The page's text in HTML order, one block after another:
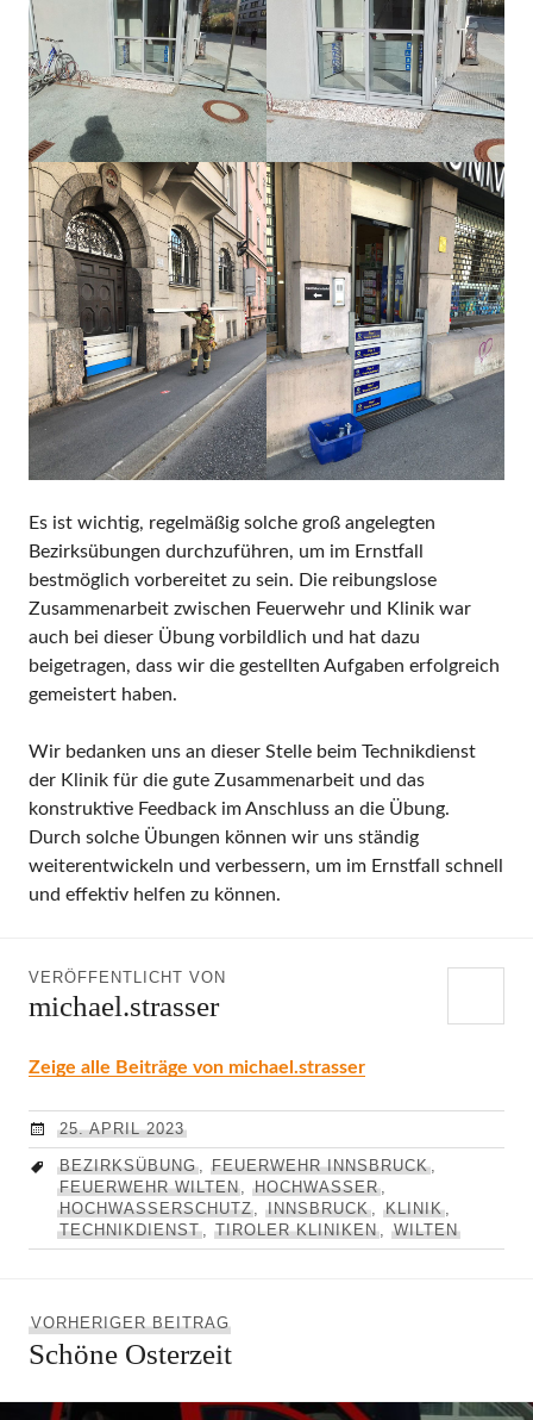
Es ist wichtig, regelmäßig solche groß angelegten
Bezirksübungen durchzuführen, um im Ernstfall
bestmöglich vorbereitet zu sein. Die reibungslose
Zusammenarbeit zwischen Feuerwehr und Klinik war
auch bei dieser Übung vorbildlich und hat dazu
beigetragen, dass wir die gestellten Aufgaben erfolgreich
gemeistert haben.
Wir bedanken uns an dieser Stelle beim Technikdienst
der Klinik für die gute Zusammenarbeit und das
konstruktive Feedback im Anschluss an die Übung.
Durch solche Übungen können wir uns ständig
weiterentwickeln und verbessern, um im Ernstfall schnell
und effektiv helfen zu können.
VERÖFFENTLICHT VON
michael.strasser
Zeige alle Beiträge von michael.strasser
25. APRIL 2023
BEZIRKSÜBUNG, FEUERWEHR INNSBRUCK,
FEUERWEHR WILTEN
,HOCHWASSER
HOCHWASSERSCHUTZ
,INNSBRUCK ,KLINIK,
TECHNIKDIENST, TIROLER KLINIKEN WILTEN
VORHERIGER BEITRAG
Beitrag:
Schöne Osterzeit